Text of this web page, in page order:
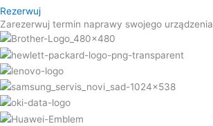
Rezerwuj
Zarezerwuj termin naprawy swojego urządzenia